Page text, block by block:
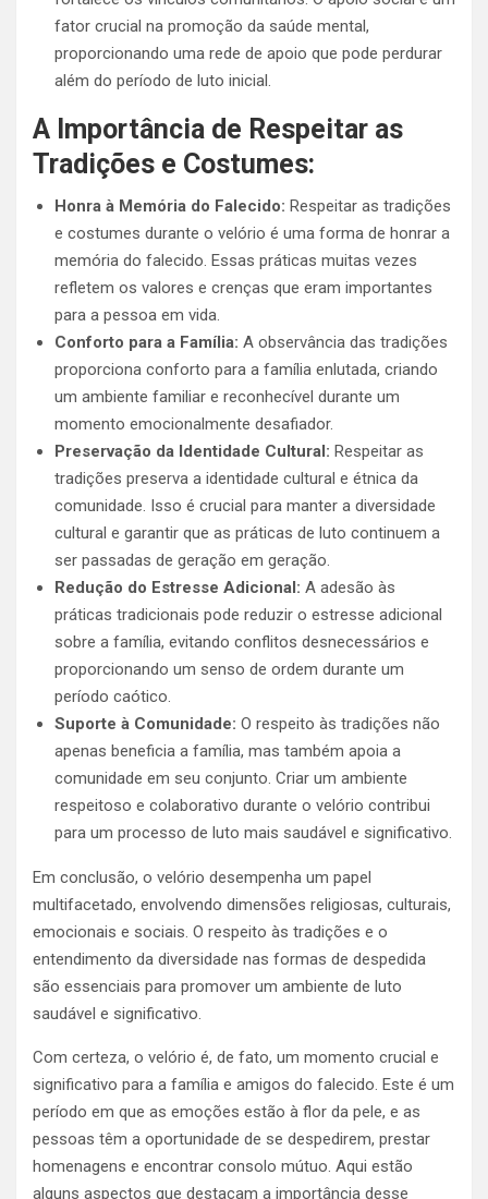
fator crucial na promoção da saúde mental,
proporcionando uma rede de apoio que pode perdurar
além do período de luto inicial.
A Importância de Respeitar as
Tradições e Costumes:
Honra à Memória do Falecido: Respeitar as tradições
e costumes durante o velório é uma forma de honrar a
memória do falecido. Essas práticas muitas vezes
refletem os valores e crenças que eram importantes
para a pessoa em vida.
Conforto para a Família: A observância das tradições
proporciona conforto para a família enlutada, criando
um ambiente familiar e reconhecível durante um
momento emocionalmente desafiador.
Preservação da Identidade Cultural: Respeitar as
tradições preserva a identidade cultural e étnica da
comunidade. Isso é crucial para manter a diversidade
cultural e garantir que as práticas de luto continuem a
ser passadas de geração em geração.
Redução do Estresse Adicional: A adesão às
práticas tradicionais pode reduzir o estresse adicional
sobre a família, evitando conflitos desnecessários e
proporcionando um senso de ordem durante um
período caótico.
Suporte à Comunidade: O respeito às tradições não
apenas beneficia a família, mas também apoia a
comunidade em seu conjunto. Criar um ambiente
respeitoso e colaborativo durante o velório contribui
para um processo de luto mais saudável e significativo.
Em conclusão, o velório desempenha um papel
multifacetado, envolvendo dimensões religiosas, culturais,
emocionais e sociais. O respeito às tradições e o
entendimento da diversidade nas formas de despedida
são essenciais para promover um ambiente de luto
saudável e significativo.
Com certeza, o velório é, de fato, um momento crucial e
significativo para a família e amigos do falecido. Este é um
período em que as emoções estão à flor da pele, e as
pessoas têm a oportunidade de se despedirem, prestar
homenagens e encontrar consolo mútuo. Aqui estão
alguns aspectos que destacam a importância desse